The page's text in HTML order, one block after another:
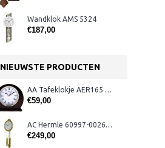
Wandklok AMS 5324
€187,00
NIEUWSTE PRODUCTEN
AA Tafeklokje AER165 noten
€59,00
AC Hermle 60997-00261 wandklok
€249,00